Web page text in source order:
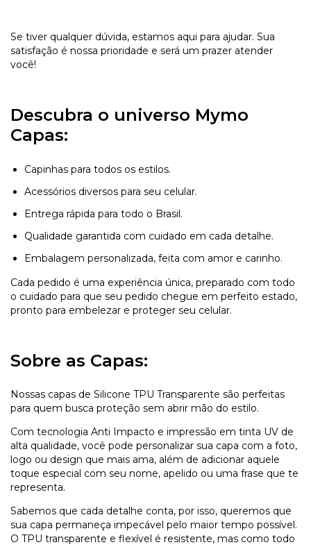
Se tiver qualquer dúvida, estamos aqui para ajudar. Sua
satisfação é nossa prioridade e será um prazer atender
você!
Descubra o universo Mymo
Capas:
Capinhas para todos os estilos.
Acessórios diversos para seu celular.
Entrega rápida para todo o Brasil.
Qualidade garantida com cuidado em cada detalhe.
Embalagem personalizada, feita com amor e carinho.
Cada pedido é uma experiência única, preparado com todo
o cuidado para que seu pedido chegue em perfeito estado,
pronto para embelezar e proteger seu celular.
Sobre as Capas:
Nossas capas de Silicone TPU Transparente são perfeitas
para quem busca proteção sem abrir mão do estilo.
Com tecnologia Anti Impacto e impressão em tinta UV de
alta qualidade, você pode personalizar sua capa com a foto,
logo ou design que mais ama, além de adicionar aquele
toque especial com seu nome, apelido ou uma frase que te
representa.
Sabemos que cada detalhe conta, por isso, queremos que
sua capa permaneça impecável pelo maior tempo possível.
O TPU transparente e flexível é resistente, mas como todo